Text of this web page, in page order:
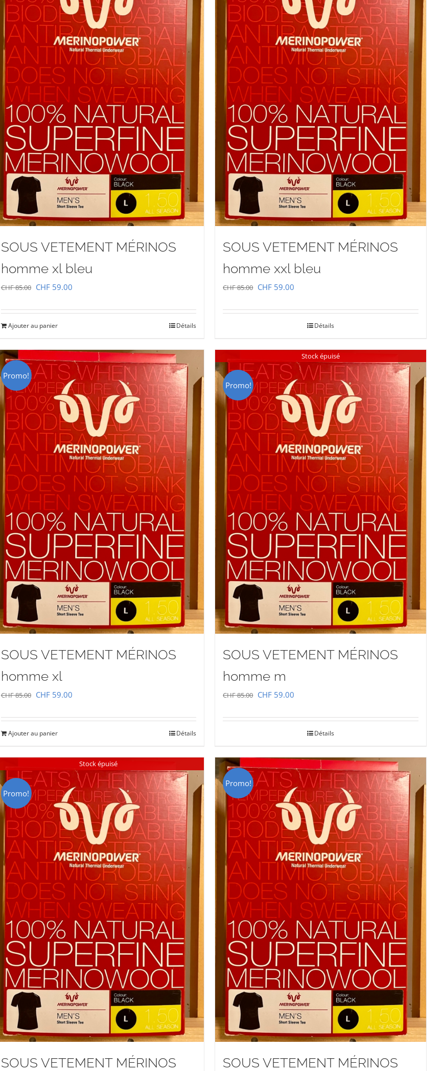
SOUS VETEMENT MÉRINOS
homme xl bleu
CHF85.00 Le
initial
était :
CHF 85.00.
CHF59.00Le
actuel
CHF 59.00.
Ajouter au panier Détails
SOUS VETEMENT MÉRINOS
homme xxl bleu
CHF85.00 Le
initial
CHF 85.00.
CHF 59.00
actuel
CHF 59.00.
Détails
Promo!
SOUS VETEMENT MÉRINOS
homme xl
CHF85.00 Le
était :
CHF 85.00.
CHF59.00Le
CHF 59.00.
Ajouter au panier Détails
Stock épuisé
Promo!
SOUS VETEMENT MÉRINOS
homme m
CHF85.00 Le
CHF 85.00.
CHF 59.00
CHF 59.00.
Détails
Stock épuisé
Promo!
SOUS VETEMENT MÉRINOS
Promo!
SOUS VETEMENT MÉRINOS